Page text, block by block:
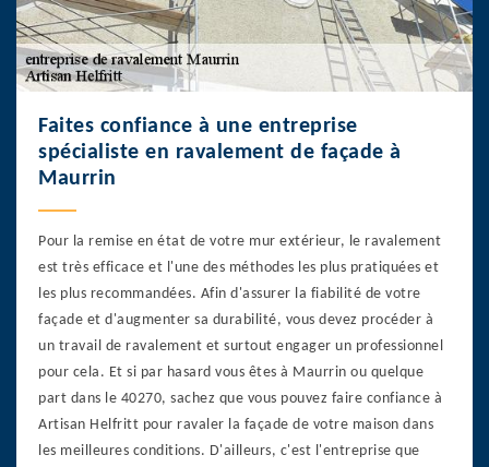
Faites confiance à une entreprise
spécialiste en ravalement de façade à
Maurrin
Pour la remise en état de votre mur extérieur, le ravalement
est très efficace et l'une des méthodes les plus pratiquées et
les plus recommandées. Afin d'assurer la fiabilité de votre
façade et d'augmenter sa durabilité, vous devez procéder à
un travail de ravalement et surtout engager un professionnel
pour cela. Et si par hasard vous êtes à Maurrin ou quelque
part dans le 40270, sachez que vous pouvez faire confiance à
Artisan Helfritt pour ravaler la façade de votre maison dans
les meilleures conditions. D'ailleurs, c'est l'entreprise que